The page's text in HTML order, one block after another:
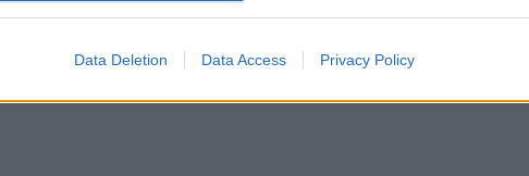
Data Deletion Data Access Privacy Policy